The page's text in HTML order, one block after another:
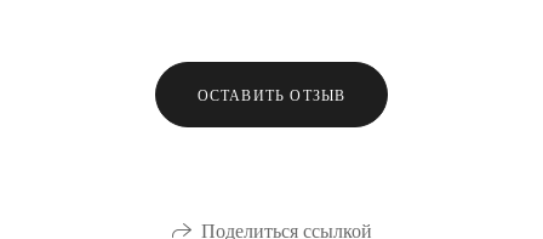
ОСТАВИТЬ ОТЗЫВ
Поделиться ссылкой